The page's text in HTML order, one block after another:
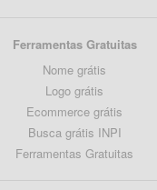
Ferramentas Gratuitas
Nome grátis
Logo grátis
Ecommerce grátis
Busca grátis INPI
Ferramentas Gratuitas